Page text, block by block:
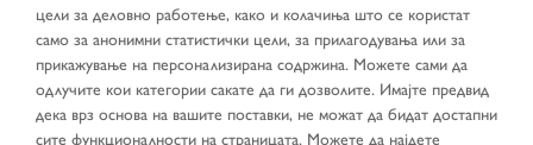
Toggle
navigation
MENU
цели за деловно работење, како и колачиња што се користат
само за анонимни статистички цели, за прилагодувања или за
прикажување на персонализирана содржина. Можете сами да
одлучите кои категории сакате да ги дозволите. Имајте предвид
дека врз основа на вашите поставки, не можат да бидат достапни
сите функционалности на страницата. Можете да најдете